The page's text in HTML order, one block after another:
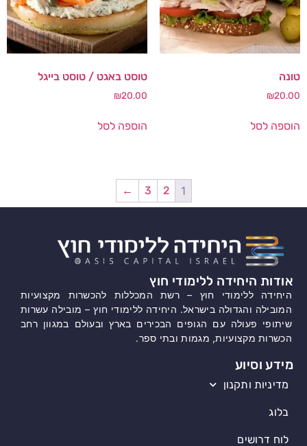
טונה
₪20.00
הוספה לסל
טוסט באגט / טוסט בייגל
₪20.00
הוספה לסל
1
2
3
←
אודות היחידה ללימודי חוץ
היחידה ללימודי חוץ – רשת המכללות להכשרות מקצועיות
המובילה והגדולה בישראל. היחידה ללימודי חוץ – מובילה עשרות
שיתופי פעולה עם הגופים הבכירים בארץ ובעולם במגוון רחב
הכשרות מקצועיות, מגמות ובתי ספר.
מידע וסיוע
מדיניות ותקנון
בלוג
לוח דרושים